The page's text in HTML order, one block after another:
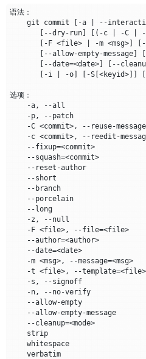
--find-
-D, --
-
    --diff-filter
=[( A|C |D|M|R T |
-
-
--
-
    --relative
[= <path>]
-a,
--ignore-
-b, --
-w, --
--ignore-
    --inter-hunk-context
-W, --
--
--
--
--no-
--textconv,
    --ignore-submodules
[=<when>
    --src-prefix
=
    --dst-prefix
=
--
    --line-prefix
--ita-
-1 --base, -2 --
    git commit
[ -a --
[ --dry-run] [( -c -C
[ -F <file> -m <msg>] [
[ --allow-empty-message] [
[ --date=<date>] [ --
[ -i -o] [ -S[<keyid>]] [
-a,
-p, --
    -C <commit>, --reuse-message
-c <commit>, --reedit-
    --fixup
=
    --squash
=
--reset-
--
--
--
--
-z, --
    -F <file>, --file
=
    --author
=
    --date
=
    -m <msg>, --message
=
    -t <file>, --template
=
-s, --
-n, --no-
--allow-
--allow-empty-
    --cleanup
=